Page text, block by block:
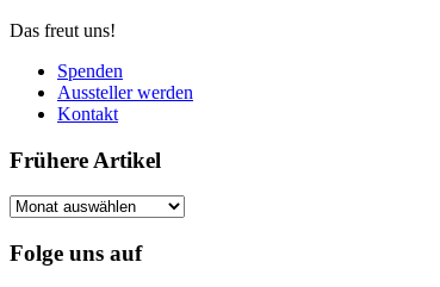
Das freut uns!
Spenden
Aussteller werden
Kontakt
Frühere Artikel
Frühere
Folge uns auf